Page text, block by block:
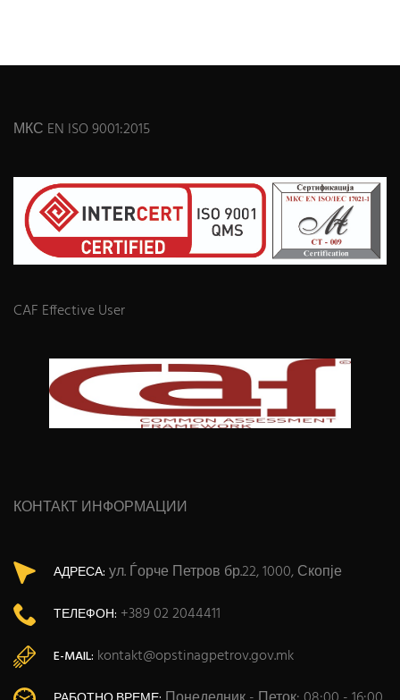
МКС EN ISO 9001:2015
CAF Effective User
КОНТАКТ ИНФОРМАЦИИ
АДРЕСА: ул. Ѓорче Петров бр.22, 1000, Скопје
ТЕЛЕФОН: +389 02 2044411
E-MAIL: kontakt@opstinagpetrov.gov.mk